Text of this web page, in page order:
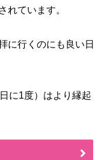
れています。
に行くのにも良い日
に1度）はより縁起